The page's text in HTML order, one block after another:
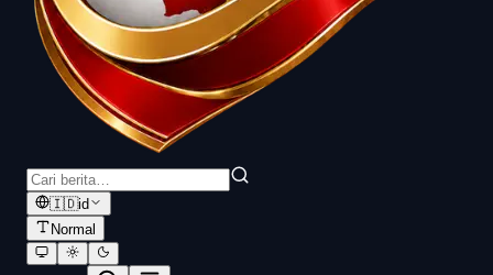
🇮🇩id
Normal